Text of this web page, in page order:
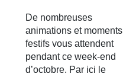
De nombreuses
animations et moments
festifs vous attendent
pendant ce week-end
d’octobre. Par ici le